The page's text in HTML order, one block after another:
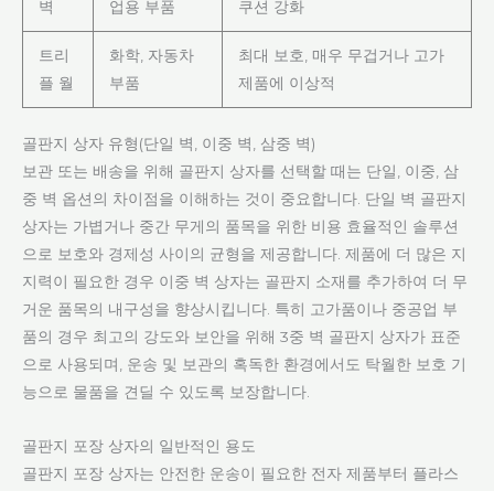
벽 업용 부품 쿠션 강화
트리
플 월
화학, 자동차
부품
최대 보호, 매우 무겁거나 고가
제품에 이상적
골판지 상자 유형(단일 벽, 이중 벽, 삼중 벽)
보관 또는 배송을 위해 골판지 상자를 선택할 때는 단일, 이중, 삼
중 벽 옵션의 차이점을 이해하는 것이 중요합니다. 단일 벽 골판지
상자는 가볍거나 중간 무게의 품목을 위한 비용 효율적인 솔루션
으로 보호와 경제성 사이의 균형을 제공합니다. 제품에 더 많은 지
지력이 필요한 경우 이중 벽 상자는 골판지 소재를 추가하여 더 무
거운 품목의 내구성을 향상시킵니다. 특히 고가품이나 중공업 부
품의 경우 최고의 강도와 보안을 위해 3중 벽 골판지 상자가 표준
으로 사용되며, 운송 및 보관의 혹독한 환경에서도 탁월한 보호 기
능으로 물품을 견딜 수 있도록 보장합니다.
골판지 포장 상자의 일반적인 용도
골판지 포장 상자는 안전한 운송이 필요한 전자 제품부터 플라스